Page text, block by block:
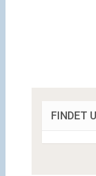
FINDET